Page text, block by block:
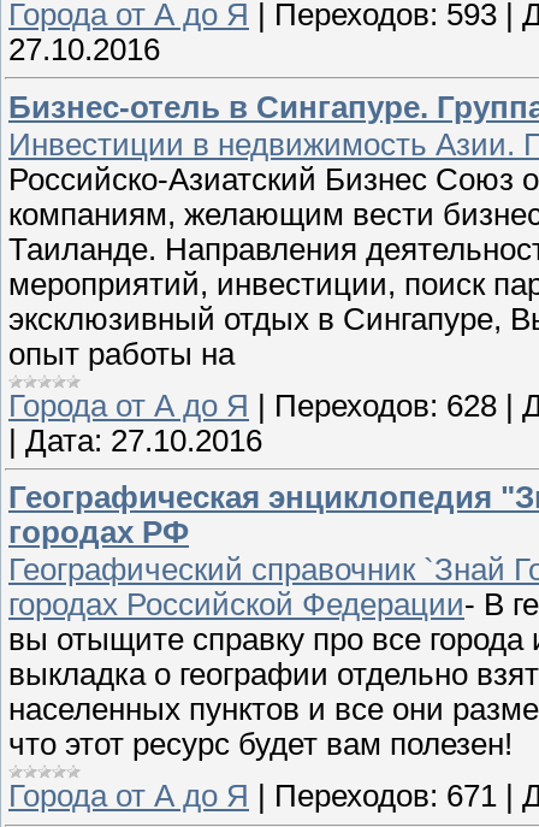
Города от А до Я Переходов: 593
27.10.2016
Бизнес-отель в Сингапуре.
Инвестиции в недвижимость Азии.
Российско-Азиатский Бизнес Союз
компаниям, желающим вести
Таиланде. Направления
мероприятий, инвестиции, поиск
эксклюзивный отдых в Сингапуре,
опыт работы на
Города от А до Я
Переходов: 628
Дата: 27.10.2016
Географическая энциклопедия
городах РФ
Географический справочник `Знай
городах Российской Федерации- В
вы отыщите справку про все
выкладка о географии отдельно
населенных пунктов и все они
что этот ресурс будет вам полезен!
Города от А до Я
Переходов: 671